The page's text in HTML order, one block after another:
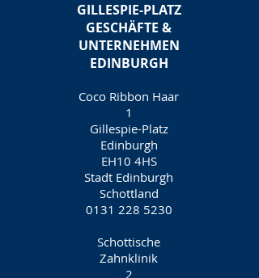
GILLESPIE-PLATZ
GESCHÄFTE &
UNTERNEHMEN
EDINBURGH
Coco Ribbon Haar
1
Gillespie-Platz
Edinburgh
EH10 4HS
Stadt Edinburgh
Schottland
0131 228 5230
Schottische
Zahnklinik
2